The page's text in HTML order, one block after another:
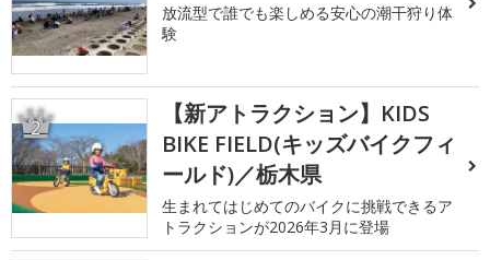
放流型で誰でも楽しめる安心の潮干狩り体
験
2
【新アトラクション】KIDS
BIKE FIELD(キッズバイクフィ
ールド)／栃木県
生まれてはじめてのバイクに挑戦できるア
トラクションが2026年3月に登場